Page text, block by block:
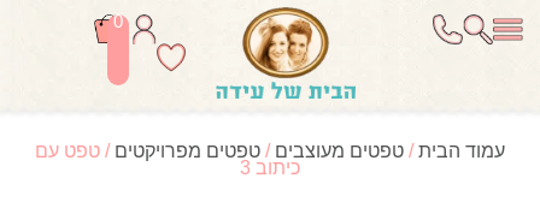
0
עמוד הבית/ טפטים מעוצבים / טפטים מפרויקטים / טפט עם
כיתוב 3